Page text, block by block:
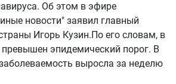
Об этом в эфире
новости" заявил главный
Игорь Кузин.По его словам, в
превышен эпидемический порог. В
выросла за неделю